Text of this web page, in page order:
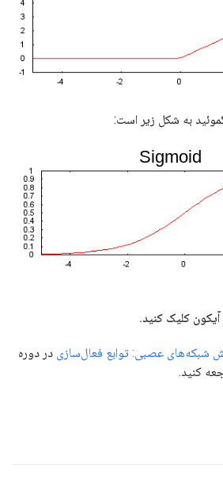
به شکل زیر است:
کلیک کنید.
شبکه‌های عصبی: توابع فعال‌سازی در دوره
کنید.